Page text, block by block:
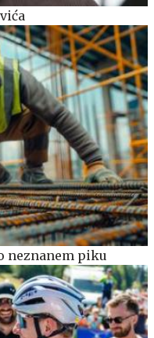
neznanem piku